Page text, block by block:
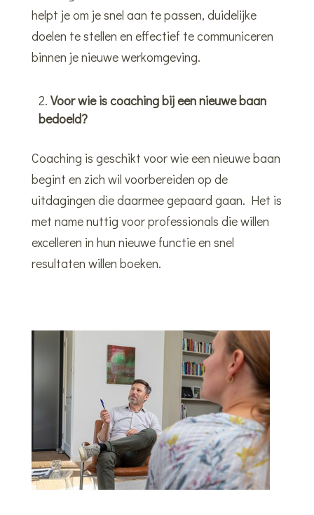
helpt je om je snel aan te passen, duidelijke
doelen te stellen en effectief te communiceren
binnen je nieuwe werkomgeving.
Voor wie is coaching bij een nieuwe baan
bedoeld?
Coaching is geschikt voor wie een nieuwe baan
begint en zich wil voorbereiden op de
uitdagingen die daarmee gepaard gaan. Het is
met name nuttig voor professionals die willen
excelleren in hun nieuwe functie en snel
resultaten willen boeken.